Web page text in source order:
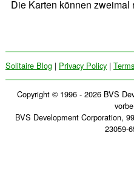
Die Karten können zweimal
Solitaire Blog| Privacy Policy|
Copyright © 1996 - 2026 BVS
BVS Development Corporation,
23059-